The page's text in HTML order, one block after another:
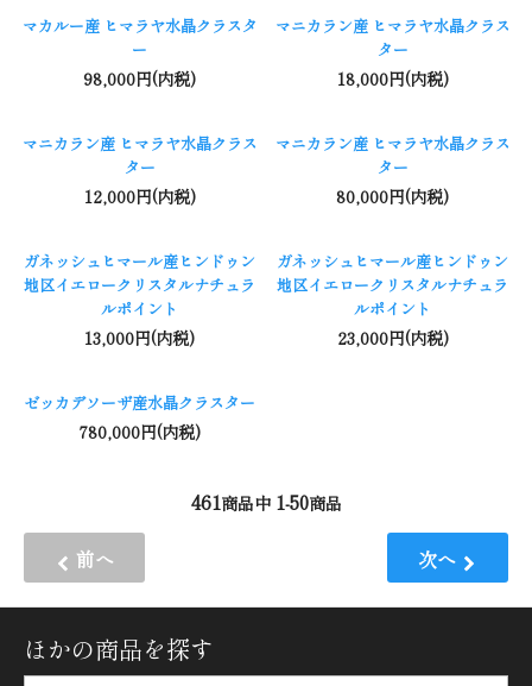
マカルー産 ヒマラヤ水晶クラスタ
ー
98,000円(内税)
マニカラン産 ヒマラヤ水晶クラス
ター
18,000円(内税)
マニカラン産 ヒマラヤ水晶クラス
ター
12,000円(内税)
マニカラン産 ヒマラヤ水晶クラス
ター
80,000円(内税)
ガネッシュヒマール産ヒンドゥン
地区イエロークリスタルナチュラ
ルポイント
13,000円(内税)
ガネッシュヒマール産ヒンドゥン
地区イエロークリスタルナチュラ
ルポイント
23,000円(内税)
ゼッカデソーザ産水晶クラスター
780,000円(内税)
461商品中 1-50商品
前へ 次へ
ほかの商品を探す